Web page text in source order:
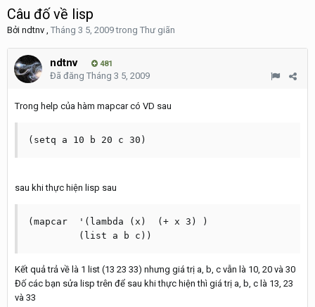
Câu đố về lisp
Bởi ndtnv , Tháng 3 5, 2009trong Thư giãn
ndtnv 481
Đã đăng Tháng 3 5, 2009
Trong help của hàm mapcar có VD sau
(setq a 10 b 20 c 30)
sau khi thực hiện lisp sau
(mapcar  '(lambda (x)  (+ x 3) )
	 (list a b c))
Kết quả trả về là 1 list (13 23 33) nhưng giá trị a, b, c vẫn là 10, 20 và 30
Đố các bạn sửa lisp trên để sau khi thực hiện thì giá trị a, b, c là 13, 23
và 33